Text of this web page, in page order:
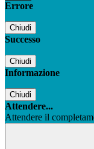
Errore
Chiudi
Successo
Chiudi
Informazione
Chiudi
Attendere...
Attendere il